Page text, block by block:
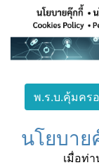
พ.ร.บ.คุ้มคร
นโยบาย
เมื่อท่านได้เ